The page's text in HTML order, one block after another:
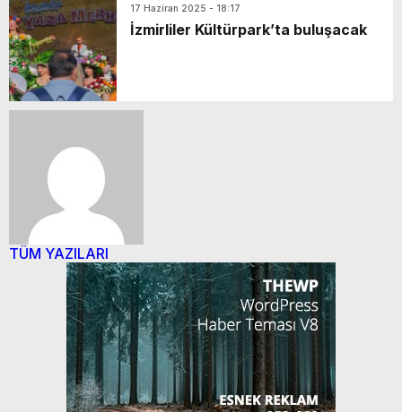
17 Haziran 2025 - 18:17
İzmirliler Kültürpark’ta buluşacak
TÜM YAZILARI